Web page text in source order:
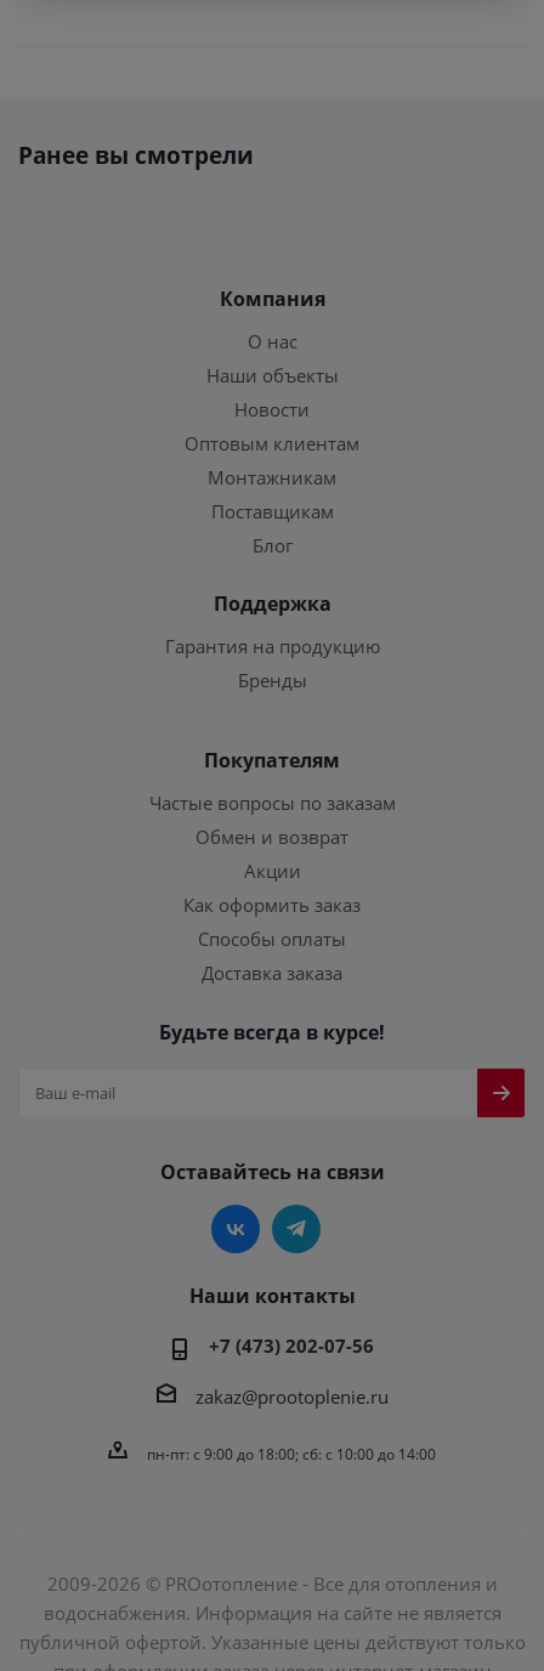
Ранее вы смотрели
Компания
О нас
Наши объекты
Новости
Оптовым клиентам
Монтажникам
Поставщикам
Блог
Поддержка
Гарантия на продукцию
Бренды
Покупателям
Частые вопросы по заказам
Обмен и возврат
Акции
Как оформить заказ
Способы оплаты
Доставка заказа
Будьте всегда в курсе!
Оставайтесь на связи
Наши контакты
+7 (473) 202-07-56
zakaz@prootoplenie.ru
пн-пт: c 9:00 до 18:00; сб: с 10:00 до 14:00
2009-2026 © PROотопление - Все для отопления и
водоснабжения. Информация на сайте не является
публичной офертой. Указанные цены действуют только